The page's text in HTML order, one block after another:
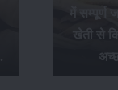
में सम्पूर्ण
खेती से